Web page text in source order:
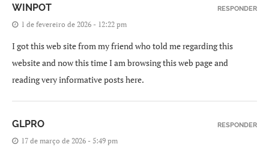
WINPOT
1 de fevereiro de 2026 - 12:22 pm
I got this web site from my friend who told me regarding this
website and now this time I am browsing this web page and
reading very informative posts here.
RESPONDER
GLPRO
17 de março de 2026 - 5:49 pm
RESPONDER